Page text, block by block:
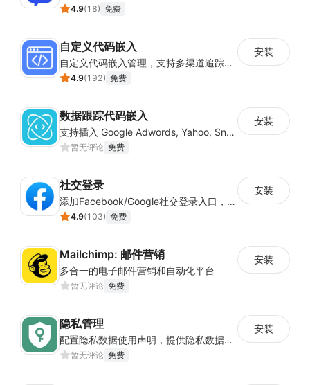
4.9(18) 免费
自定义代码嵌入
自定义代码嵌入管理，支持多渠道追踪与营销活动配置
4.9(192) 免费
安装
数据跟踪代码嵌入
支持插入 Google Adwords, Yahoo, Snapchat 等平台的数据跟踪代码
暂无评论 免费
安装
社交登录
添加Facebook/Google社交登录入口，简化顾客注册流程
4.9(103) 免费
安装
Mailchimp: 邮件营销
多合一的电子邮件营销和自动化平台
暂无评论 免费
安装
隐私管理
配置隐私数据使用声明，提供隐私数据控制，确保店铺符合经营地隐私法案
暂无评论 免费
安装